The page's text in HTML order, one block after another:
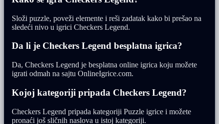
Složi puzzle, poveži elemente i reši zadatak kako bi prešao na
sledeći nivo u igrici Checkers Legend.
Da li je Checkers Legend besplatna igrica?
Da, Checkers Legend je besplatna online igrica koju možete
igrati odmah na sajtu OnlineIgrice.com.
Kojoj kategoriji pripada Checkers Legend?
Checkers Legend pripada kategoriji Puzzle igrice i možete
pronaći još sličnih naslova u istoj kategoriji.